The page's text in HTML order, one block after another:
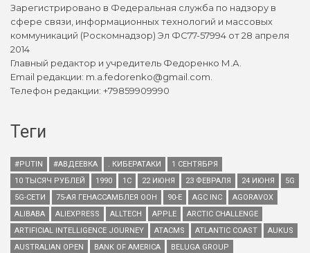
Зарегистрировано в Федеральная служба по надзору в
сфере связи, информационных технологий и массовых
коммуникаций (Роскомнадзор) Эл ФС77-57994 от 28 апреля
2014
Главный редактор и учредитель Федоренко М.А.
Email редакции: m.a.fedorenko@gmail.com.
Телефон редакции: +79859909990
Теги
#PUTIN #АВДЕЕВКА . КИБЕРАТАКИ
1 СЕНТЯБРЯ
10 ТЫСЯЧ РУБЛЕЙ
1990 1С 22 ИЮНЯ 23 ФЕВРАЛЯ 24 ИЮНЯ
5G
5G-СЕТИ
75-АЯ ГЕНАССАМБЛЕЯ ООН 90-Е AGC INC
AGORAVOX
ALIBABA
ALIEXPRESS ALLTECH APPLE
ARCTIC CHALLENGE
ARTIFICIAL INTELLIGENCE JOURNEY
ATACMS ATLANTIC COAST
AUKUS
AUSTRALIAN OPEN
BANK OF AMERICA
BELUGA GROUP